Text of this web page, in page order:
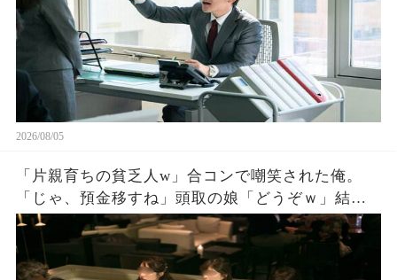
2026/08/05
「片親育ちの貧乏人w」合コンで嘲笑された俺。
「じゃ、預金移すね」頭取の娘「どうぞｗ」結果
。